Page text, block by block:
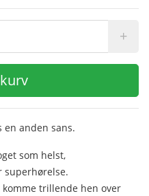
+
en anden sans.
som helst,
superhørelse.
trillende hen over